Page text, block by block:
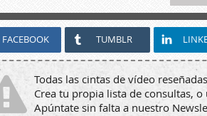
FACEBOOK TUMBLR
Todas las cintas de vídeo
Crea tu propia lista de consultas,
Apúntate sin falta a nuestro